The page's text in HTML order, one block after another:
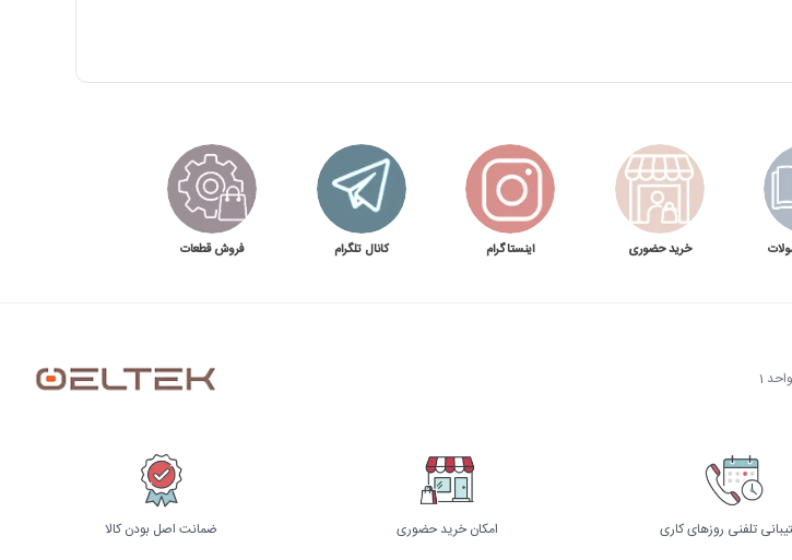
خرید حضوری اینستاگرام کانال تلگرام فروش قطعات
تلفنی روزهای کاری امکان خرید حضوری ضمانت اصل بودن کالا